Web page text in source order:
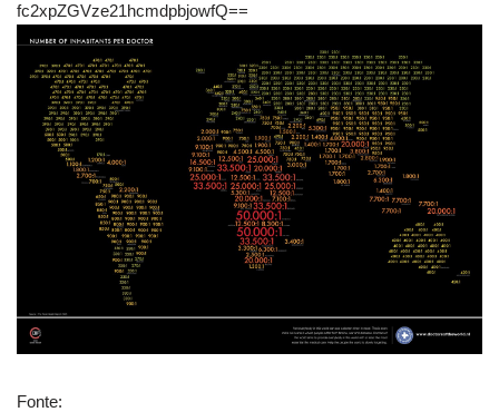
fc2xpZGVze21hcmdpbjowfQ==
Fonte: